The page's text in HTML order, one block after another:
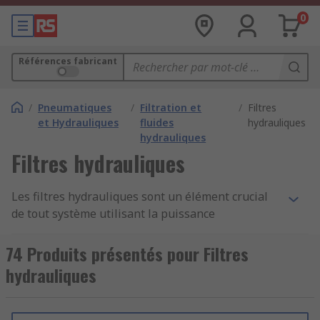
0
Références fabricant
/ Pneumatiques
et Hydrauliques
/ Filtration et
fluides
hydrauliques
/ Filtres
hydrauliques
Filtres hydrauliques
Les filtres hydrauliques sont un élément crucial
de tout système utilisant la puissance
l'eau ou d'autres liquides dans une application
d'installation hydraulique. Les systèmes
hydrauliques présentent un risque accru de
composants, l'infiltration de joints ou de liquide
74 Produits présentés pour Filtres
hydrauliques